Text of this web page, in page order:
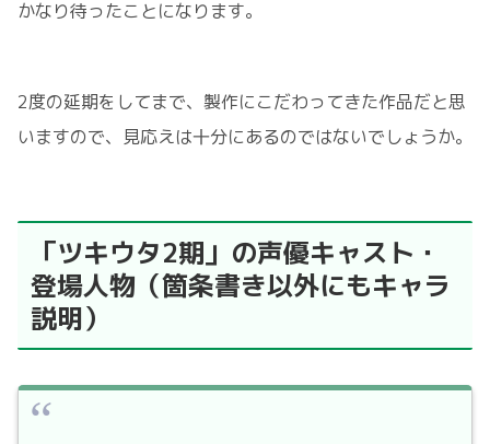
かなり待ったことになります。
2度の延期をしてまで、製作にこだわってきた作品だと思
いますので、見応えは十分にあるのではないでしょうか。
「ツキウタ2期」の声優キャスト・
登場人物（箇条書き以外にもキャラ
説明）